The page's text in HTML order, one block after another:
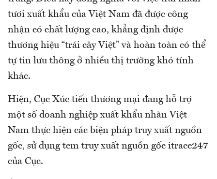
tươi xuất khẩu của Việt Nam đã được công
nhận có chất lượng cao, khẳng định được
thương hiệu “trái cây Việt” và hoàn toàn có thể
tự tin lưu thông ở nhiều thị trường khó tính
khác.
Hiện, Cục Xúc tiến thương mại đang hỗ trợ
một số doanh nghiệp xuất khẩu nhãn Việt
Nam thực hiện các biện pháp truy xuất nguồn
gốc, sử dụng tem truy xuất nguồn gốc itrace247
của Cục.